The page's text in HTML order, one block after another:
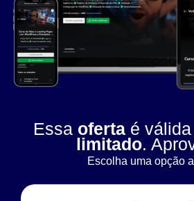
Essa oferta é
limitado.
Escolha uma opção